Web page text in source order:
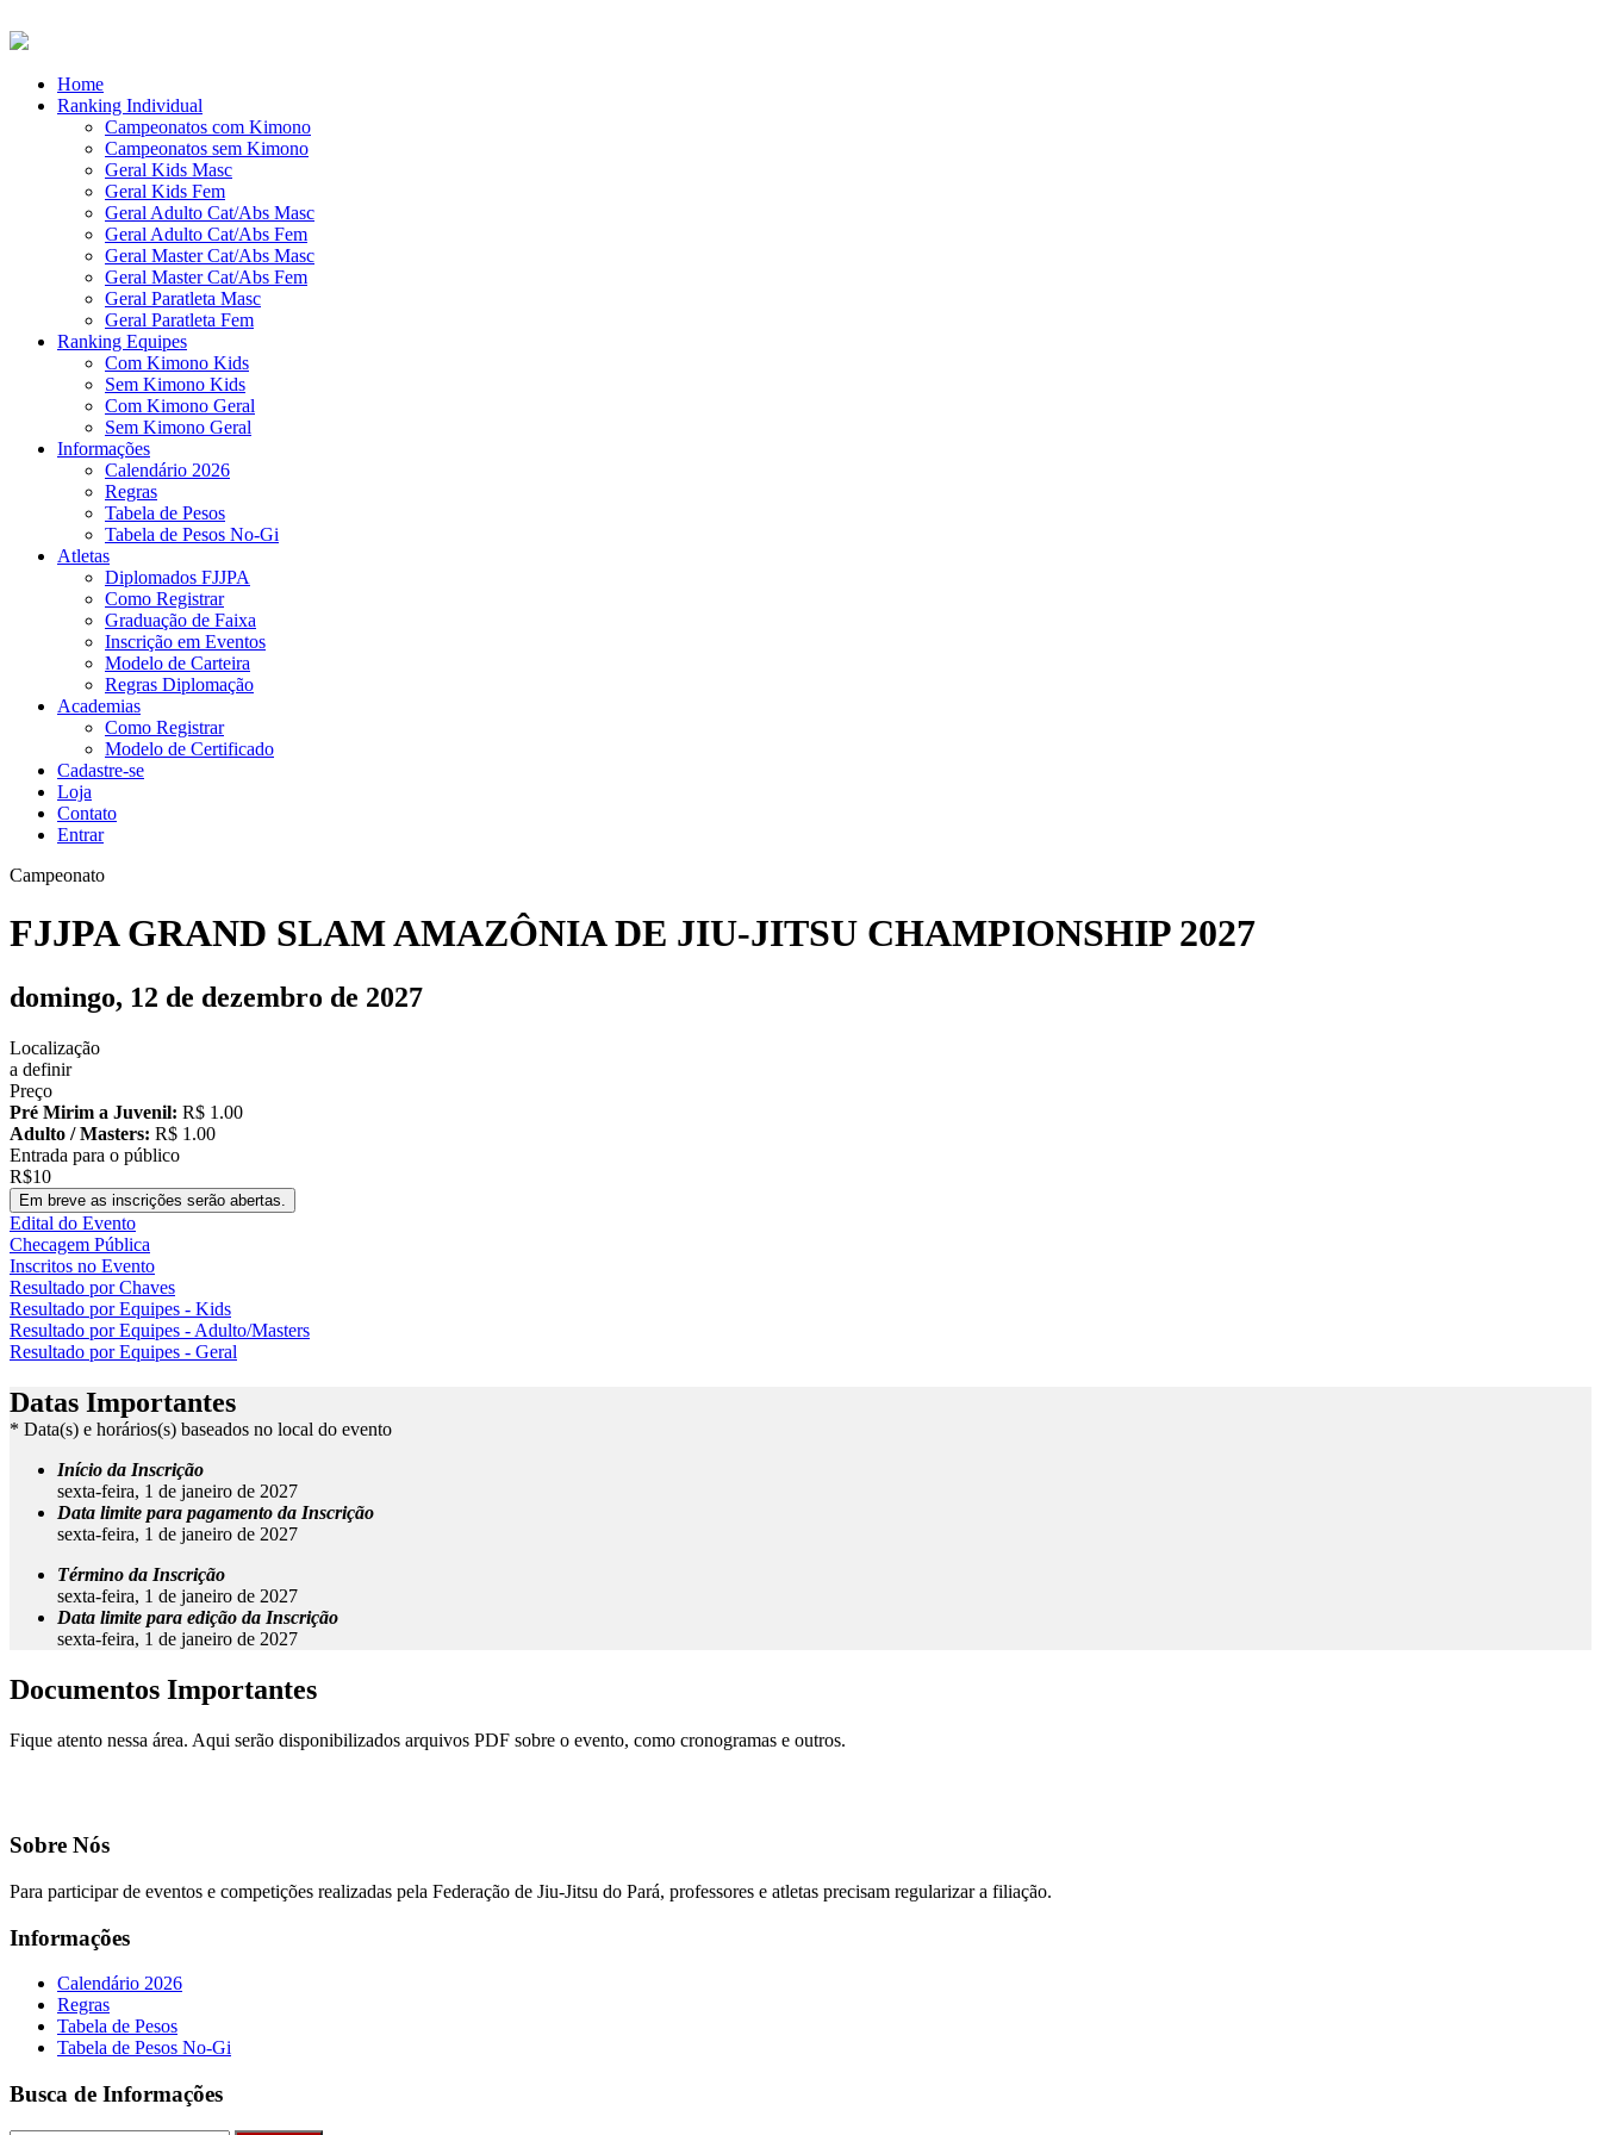
Home
Ranking Individual
Campeonatos com Kimono
Campeonatos sem Kimono
Geral Kids Masc
Geral Kids Fem
Geral Adulto Cat/Abs Masc
Geral Adulto Cat/Abs Fem
Geral Master Cat/Abs Masc
Geral Master Cat/Abs Fem
Geral Paratleta Masc
Geral Paratleta Fem
Ranking Equipes
Com Kimono Kids
Sem Kimono Kids
Com Kimono Geral
Sem Kimono Geral
Informações
Calendário 2026
Regras
Tabela de Pesos
Tabela de Pesos No-Gi
Atletas
Diplomados FJJPA
Como Registrar
Graduação de Faixa
Inscrição em Eventos
Modelo de Carteira
Regras Diplomação
Academias
Como Registrar
Modelo de Certificado
Cadastre-se
Loja
Contato
Entrar
Campeonato
FJJPA GRAND SLAM AMAZÔNIA DE JIU-JITSU CHAMPIONSHIP 2027
domingo, 12 de dezembro de 2027
Localização
a definir
Preço
Pré Mirim a Juvenil: R$ 1.00
Adulto / Masters: R$ 1.00
Entrada para o público
R$10
Em breve as inscrições serão abertas.
Edital do Evento
Checagem Pública
Inscritos no Evento
Resultado por Chaves
Resultado por Equipes - Kids
Resultado por Equipes - Adulto/Masters
Resultado por Equipes - Geral
Datas Importantes
* Data(s) e horários(s) baseados no local do evento
Início da Inscrição
sexta-feira, 1 de janeiro de 2027
Data limite para pagamento da Inscrição
sexta-feira, 1 de janeiro de 2027
Término da Inscrição
sexta-feira, 1 de janeiro de 2027
Data limite para edição da Inscrição
sexta-feira, 1 de janeiro de 2027
Documentos Importantes
Fique atento nessa área. Aqui serão disponibilizados arquivos PDF sobre o evento, como cronogramas e outros.
Sobre Nós
Para participar de eventos e competições realizadas pela Federação de Jiu-Jitsu do Pará, professores e atletas precisam regularizar a filiação.
Informações
Calendário 2026
Regras
Tabela de Pesos
Tabela de Pesos No-Gi
Busca de Informações